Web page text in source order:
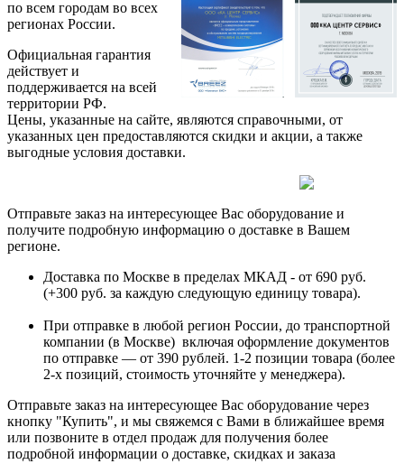
по всем городам во всех
регионах России.
Официальная гарантия
действует и
поддерживается на всей
территории РФ.
Цены, указанные на сайте, являются справочными, от
указанных цен предоставляются скидки и акции, а также
выгодные условия доставки.
Отправьте заказ на интересующее Вас оборудование и
получите подробную информацию о доставке в Вашем
регионе.
Доставка по Москве в пределах МКАД - от 690 руб.
(+300 руб. за каждую следующую единицу товара).
При отправке в любой регион России, до транспортной
компании (в Москве) включая оформление документов
по отправке — от 390 рублей. 1-2 позиции товара (более
2-х позиций, стоимость уточняйте у менеджера).
Отправьте заказ на интересующее Вас оборудование через
кнопку "Купить", и мы свяжемся с Вами в ближайшее время
или позвоните в отдел продаж для получения более
подробной информации о доставке, скидках и заказа